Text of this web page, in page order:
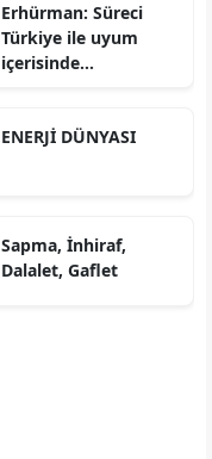
Erhürman: Süreci
Türkiye ile uyum
içerisinde
ENERJİ DÜNYASI
Sapma, İnhiraf,
Dalalet, Gaflet